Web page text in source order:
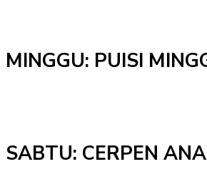
MINGGU: PUISI
SABTU: CERPEN